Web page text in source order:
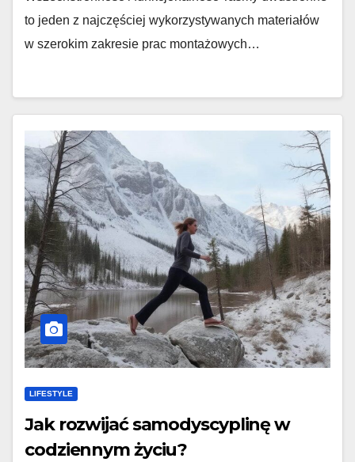
to jeden z najczęściej wykorzystywanych materiałów
w szerokim zakresie prac montażowych…
LIFESTYLE
Jak rozwijać samodyscyplinę w
codziennym życiu?